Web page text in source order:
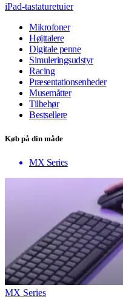
iPad-tastaturetuier
Mikrofoner
Højttalere
Digitale penne
Simuleringsudstyr
Racing
Præsentationsenheder
Musemåtter
Tilbehør
Bestsellere
Køb på din måde
MX Series
MX Series